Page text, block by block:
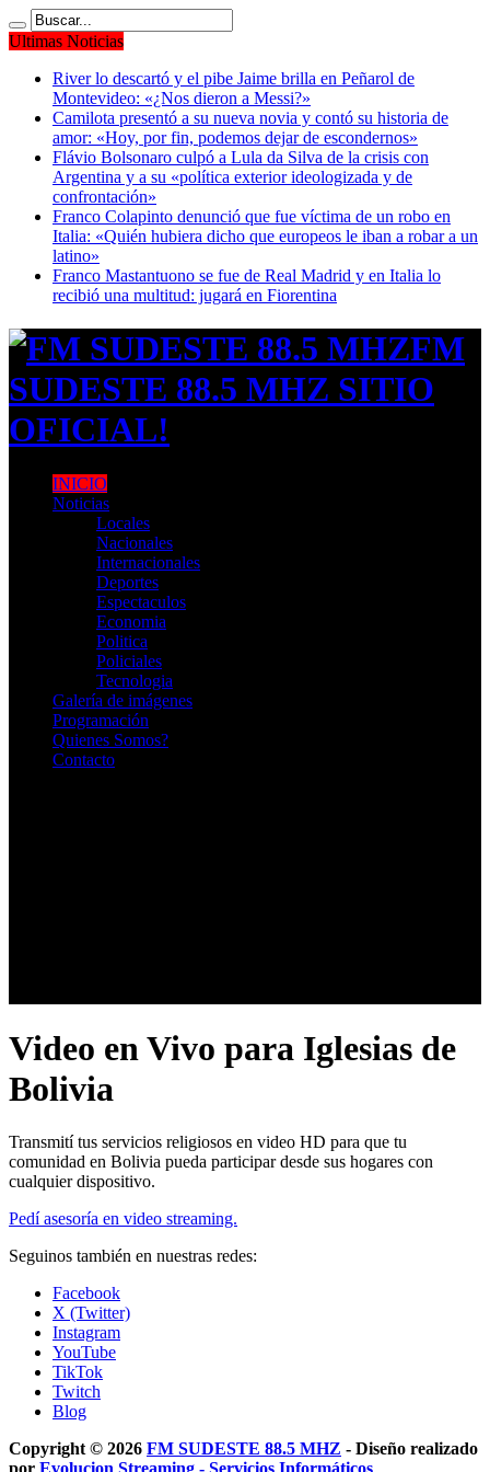
Ultimas Noticias
River lo descartó y el pibe Jaime brilla en Peñarol de
Montevideo: «¿Nos dieron a Messi?»
Camilota presentó a su nueva novia y contó su historia de
amor: «Hoy, por fin, podemos dejar de escondernos»
Flávio Bolsonaro culpó a Lula da Silva de la crisis con
Argentina y a su «política exterior ideologizada y de
confrontación»
Franco Colapinto denunció que fue víctima de un robo en
Italia: «Quién hubiera dicho que europeos le iban a robar a un
latino»
Franco Mastantuono se fue de Real Madrid y en Italia lo
recibió una multitud: jugará en Fiorentina
FM
SUDESTE 88.5 MHZ SITIO
OFICIAL!
INICIO
Noticias
Locales
Nacionales
Internacionales
Deportes
Espectaculos
Economia
Politica
Policiales
Tecnologia
Galería de imágenes
Programación
Quienes Somos?
Contacto
Video en Vivo para Iglesias de
Bolivia
Transmití tus servicios religiosos en video HD para que tu
comunidad en Bolivia pueda participar desde sus hogares con
cualquier dispositivo.
Pedí asesoría en video streaming.
Seguinos también en nuestras redes:
Facebook
X (Twitter)
Instagram
YouTube
TikTok
Twitch
Blog
Copyright © 2026 FM SUDESTE 88.5 MHZ - Diseño realizado